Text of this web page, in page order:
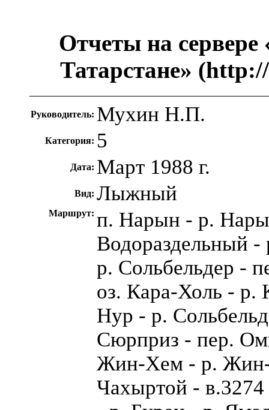
Отчеты на
Татарстане»
Руководитель: Мухин Н.П.
Категория: 5
Дата: Март 1988 г.
Вид: Лыжный
Маршрут: п. Нарын - р.
Водораздельный
р. Сольбельдер -
оз. Кара-Холь -
Нур - р.
Сюрприз - пер.
Жин-Хем - р. Жин-
Чахыртой -